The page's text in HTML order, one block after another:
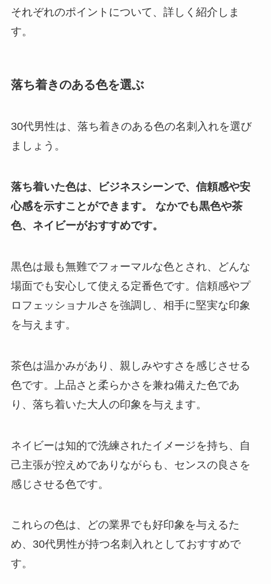
それぞれのポイントについて、詳しく紹介しま
す。
落ち着きのある色を選ぶ
30代男性は、落ち着きのある色の名刺入れを選び
ましょう。
落ち着いた色は、ビジネスシーンで、信頼感や安
心感を示すことができます。 なかでも黒色や茶
色、ネイビーがおすすめです。
黒色は最も無難でフォーマルな色とされ、どんな
場面でも安心して使える定番色です。信頼感やプ
ロフェッショナルさを強調し、相手に堅実な印象
を与えます。
茶色は温かみがあり、親しみやすさを感じさせる
色です。上品さと柔らかさを兼ね備えた色であ
り、落ち着いた大人の印象を与えます。
ネイビーは知的で洗練されたイメージを持ち、自
己主張が控えめでありながらも、センスの良さを
感じさせる色です。
これらの色は、どの業界でも好印象を与えるた
め、30代男性が持つ名刺入れとしておすすめで
す。